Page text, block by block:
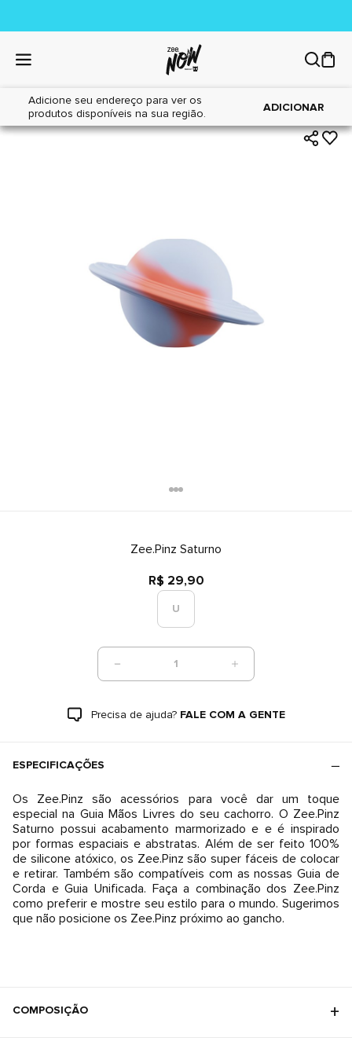
Adicione seu endereço para ver os
produtos disponíveis na sua região.
ADICIONAR
Home|Cães|Acessórios
Zee.Pinz Saturno
R$ 29,90
U
1
Precisa de ajuda? FALE COM A GENTE
ESPECIFICAÇÕES
Os Zee.Pinz são acessórios para você dar um toque
especial na Guia Mãos Livres do seu cachorro. O Zee.Pinz
Saturno possui acabamento marmorizado e e é inspirado
por formas espaciais e abstratas. Além de ser feito 100%
de silicone atóxico, os Zee.Pinz são super fáceis de colocar
e retirar. Também são compatíveis com as nossas Guia de
Corda e Guia Unificada. Faça a combinação dos Zee.Pinz
como preferir e mostre seu estilo para o mundo. Sugerimos
que não posicione os Zee.Pinz próximo ao gancho.
COMPOSIÇÃO